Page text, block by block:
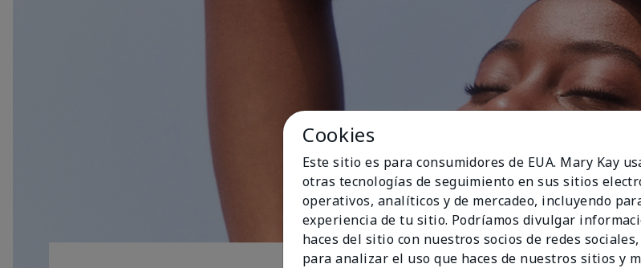
Cookies
Este sitio es para consumidores de EUA. Mary Kay
otras tecnologías de seguimiento en sus sitios
operativos, analíticos y de mercadeo, incluyendo
experiencia de tu sitio. Podríamos divulgar
haces del sitio con nuestros socios de redes
para analizar el uso que haces de nuestros sitios y